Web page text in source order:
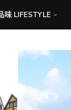
味 LIFESTYLE